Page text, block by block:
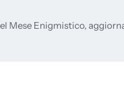
Mese Enigmistico,